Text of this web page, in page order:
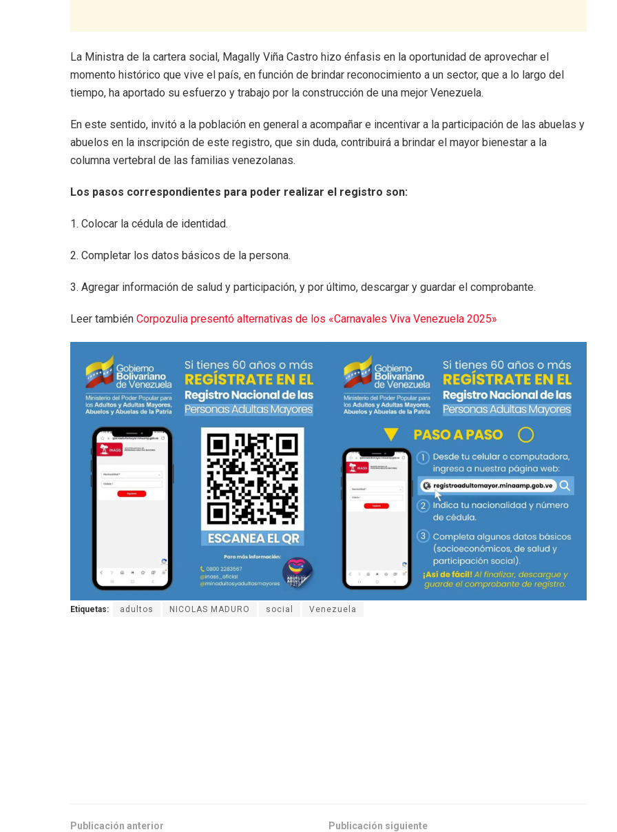
La Ministra de la cartera social, Magally Viña Castro hizo énfasis en la oportunidad de aprovechar el
momento histórico que vive el país, en función de brindar reconocimiento a un sector, que a lo largo del
tiempo, ha aportado su esfuerzo y trabajo por la construcción de una mejor Venezuela.
En este sentido, invitó a la población en general a acompañar e incentivar a la participación de las abuelas y
abuelos en la inscripción de este registro, que sin duda, contribuirá a brindar el mayor bienestar a la
columna vertebral de las familias venezolanas.
Los pasos correspondientes para poder realizar el registro son:
1. Colocar la cédula de identidad.
2. Completar los datos básicos de la persona.
3. Agregar información de salud y participación, y por último, descargar y guardar el comprobante.
Leer también Corpozulia presentó alternativas de los «Carnavales Viva Venezuela 2025»
Etiquetas: adultos NICOLAS MADURO social Venezuela
Publicación anterior Publicación siguiente